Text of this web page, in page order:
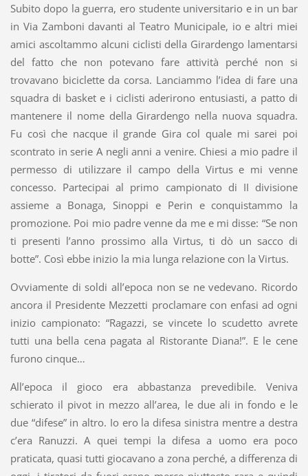
Subito dopo la guerra, ero studente universitario e in un bar
in Via Zamboni davanti al Teatro Municipale, io e altri miei
amici ascoltammo alcuni ciclisti della Girardengo lamentarsi
del fatto che non potevano fare attività perché non si
trovavano biciclette da corsa. Lanciammo l’idea di fare una
squadra di basket e i ciclisti aderirono entusiasti, a patto di
mantenere il nome della Girardengo nella nuova squadra.
Fu così che nacque il grande Gira col quale mi sarei poi
scontrato in serie A negli anni a venire. Chiesi a mio padre il
permesso di utilizzare il campo della Virtus e mi venne
concesso. Partecipai al primo campionato di II divisione
assieme a Bonaga, Sinoppi e Perin e conquistammo la
promozione. Poi mio padre venne da me e mi disse: “Se non
ti presenti l’anno prossimo alla Virtus, ti dò un sacco di
botte”. Così ebbe inizio la mia lunga relazione con la Virtus.
Ovviamente di soldi all’epoca non se ne vedevano. Ricordo
ancora il Presidente Mezzetti proclamare con enfasi ad ogni
inizio campionato: “Ragazzi, se vincete lo scudetto avrete
tutti una bella cena pagata al Ristorante Diana!”. E le cene
furono cinque…
All’epoca il gioco era abbastanza prevedibile. Veniva
schierato il pivot in mezzo all’area, le due ali in fondo e le
due “difese” in altro. Io ero la difesa sinistra mentre a destra
c’era Ranuzzi. A quei tempi la difesa a uomo era poco
praticata, quasi tutti giocavano a zona perché, a differenza di